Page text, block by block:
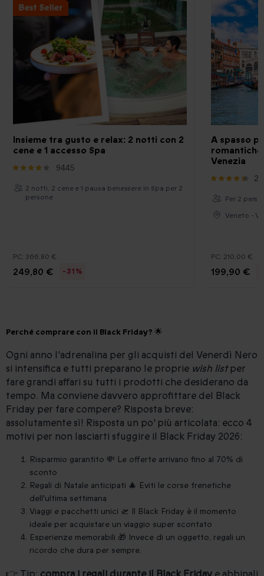
Insieme tra gusto e relax: 2 notti con 2
cene e 1 accesso Spa
9445
2 notti, 2 cene e 1 pausa benessere in Spa per 2
persone
PC: 366,80 €
249,80 € -31%
A spasso
Venezia
22
Per 2 pers.
Veneto -
PC: 210,00 €
199,90 €
Perché comprare con il Black Friday? 🌟
Ogni anno l'adrenalina per gli acquisti del Venerdì Nero
si intensifica e tutti preparano le proprie wish listper
fare grandi affari su tutti i prodotti che desiderano da
tempo. Ma conviene davvero approfittare del Black
Friday per fare compere? Risposta breve:
assolutamente sì! Risposta un po' più articolata: ecco 4
motivi per non lasciarti sfuggire il Black Friday 2026:
Risparmio garantito 💸 Le offerte arrivano fino al 70% di
sconto
Regali di Natale anticipati 🎄 Eviti le corse frenetiche
dell'ultima settimana
Viaggi e pacchetti unici 🛫 Il Black Friday è il momento
ideale per acquistare un viaggio super scontato
Esperienze memorabili 🎁 Invece di un oggetto, regali un
ricordo che dura per sempre.